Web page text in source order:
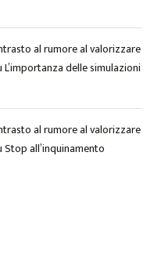
al rumore al valorizzare
L’importanza delle simulazioni
al rumore al valorizzare
Stop all’inquinamento